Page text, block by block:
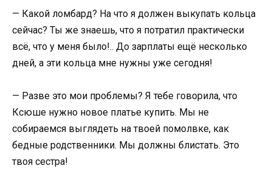
— Какой ломбард? На что я должен выкупать кольца
сейчас? Ты же знаешь, что я потратил практически
всё, что у меня было!.. До зарплаты ещё несколько
дней, а эти кольца мне нужны уже сегодня!
— Разве это мои проблемы? Я тебе говорила, что
Ксюше нужно новое платье купить. Мы не
собираемся выглядеть на твоей помолвке, как
бедные родственники. Мы должны блистать. Это
твоя сестра!